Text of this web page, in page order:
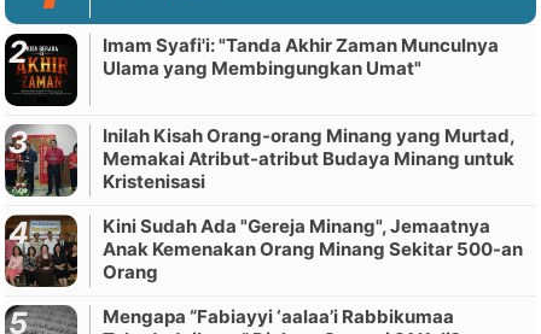
Imam Syafi'i: "Tanda Akhir Zaman Munculnya
Ulama yang Membingungkan Umat"
Inilah Kisah Orang-orang Minang yang Murtad,
Memakai Atribut-atribut Budaya Minang untuk
Kristenisasi
Kini Sudah Ada "Gereja Minang", Jemaatnya
Anak Kemenakan Orang Minang Sekitar 500-an
Orang
Mengapa “Fabiayyi ‘aalaa’i Rabbikumaa